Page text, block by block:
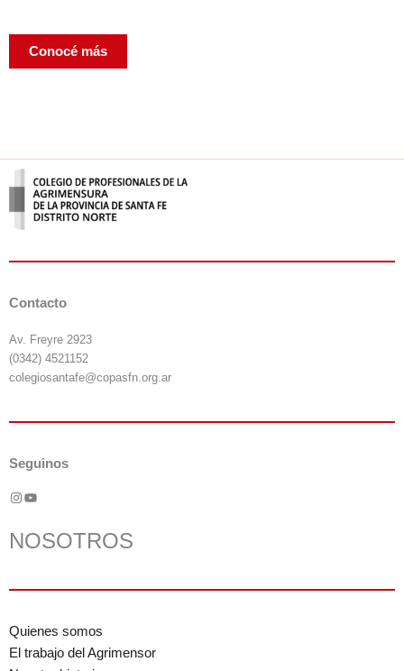
Conocé más
Contacto
Av. Freyre 2923
(0342) 4521152
colegiosantafe@copasfn.org.ar
Seguinos
Instagram
YouTube
NOSOTROS
Quienes somos
El trabajo del Agrimensor